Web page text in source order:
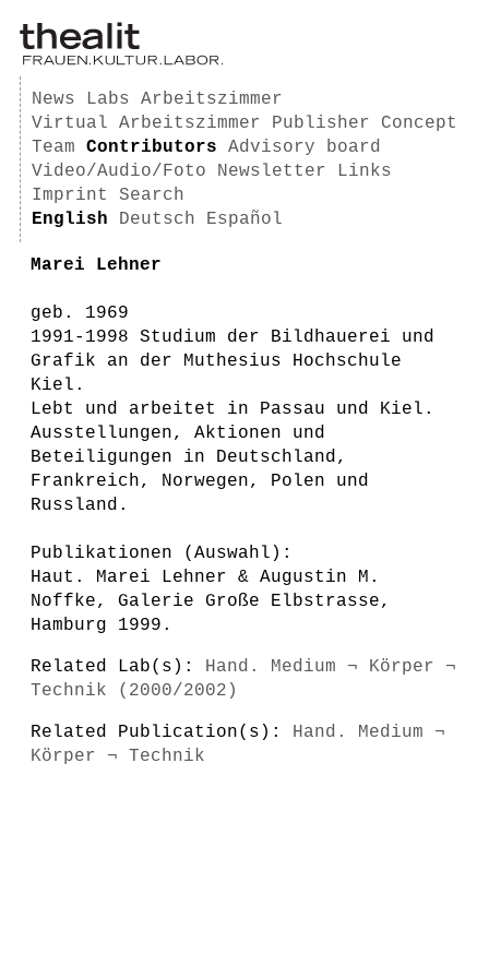
News Labs
Arbeitszimmer
Virtual Arbeitszimmer
Publisher
Concept
Team
Contributors
Advisory board
Video/Audio/Foto
Newsletter
Links
Imprint
Search
English
Deutsch Español
Marei Lehner
geb. 1969
1991-1998 Studium der Bildhauerei und
Grafik an der Muthesius Hochschule
Kiel.
Lebt und arbeitet in Passau und Kiel.
Ausstellungen, Aktionen und
Beteiligungen in Deutschland,
Frankreich, Norwegen, Polen und
Russland.
Publikationen (Auswahl):
Haut. Marei Lehner & Augustin M.
Noffke, Galerie Große Elbstrasse,
Hamburg 1999.
Related Lab(s): Hand. Medium ¬ Körper ¬
Technik (2000/2002)
Related Publication(s): Hand. Medium ¬
Körper ¬ Technik